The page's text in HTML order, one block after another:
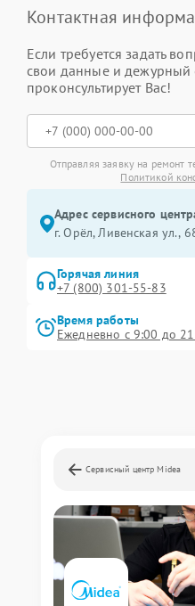
Контактная
Если требуется задать
свои данные и дежурный
проконсультирует Вас!
Отправляя заявку на ремонт
Политикой
Адрес сервисного
г. Орёл, Ливенская ул.,
Горячая линия
+7 (800) 301-55-83
Время работы
Ежедневно с 9:00 до
Сервисный центр Midea